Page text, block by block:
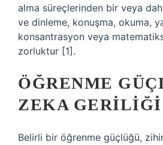
alma süreçlerinden bir veya
ve dinleme, konuşma, okuma,
konsantrasyon veya
zorluktur [1].
ÖĞRENME
ZEKA
Belirli bir öğrenme güçlüğü,